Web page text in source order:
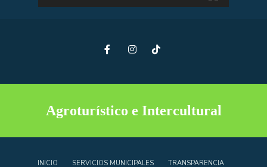
Agroturístico e Intercultural
INICIO SERVICIOS MUNICIPALES TRANSPARENCIA